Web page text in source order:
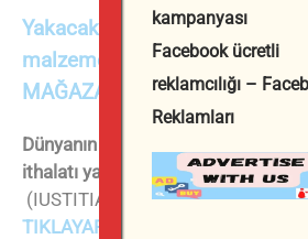
Yakacak odun ,kömürve
malzemeleri
içinONLINE
MAĞAZALARIMIZAgöz atın .
Dünyanın her yerinden
ithalatı yapmak
içinİTHALAT
(IUSTITIA Satın Alma İthalat
TIKLAYARAK
kampanyası
Facebook ücretli
reklamcılığı –
Reklamları